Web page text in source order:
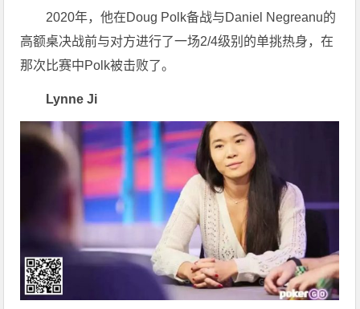
2020年，他在Doug Polk备战与Daniel Negreanu的
高额桌决战前与对方进行了一场2/4级别的单挑热身，在
那次比赛中Polk被击败了。
Lynne Ji